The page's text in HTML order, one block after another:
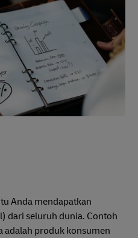
Anda mendapatkan
dari seluruh dunia. Contoh
adalah produk konsumen